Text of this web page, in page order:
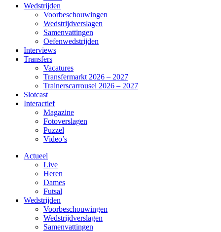
Wedstrijden
Voorbeschouwingen
Wedstrijdverslagen
Samenvattingen
Oefenwedstrijden
Interviews
Transfers
Vacatures
Transfermarkt 2026 – 2027
Trainerscarrousel 2026 – 2027
Slotcast
Interactief
Magazine
Fotoverslagen
Puzzel
Video’s
Actueel
Live
Heren
Dames
Futsal
Wedstrijden
Voorbeschouwingen
Wedstrijdverslagen
Samenvattingen